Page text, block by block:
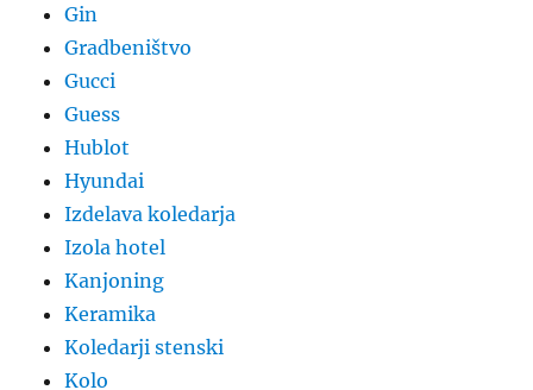
Gin
Gradbeništvo
Gucci
Guess
Hublot
Hyundai
Izdelava koledarja
Izola hotel
Kanjoning
Keramika
Koledarji stenski
Kolo